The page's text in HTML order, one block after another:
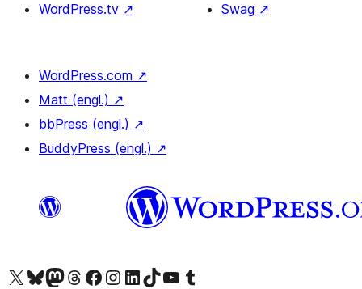
WordPress.tv ↗
Swag ↗
WordPress.com ↗
Matt (engl.) ↗
bbPress (engl.) ↗
BuddyPress (engl.) ↗
Das X-Konto (früher Twitter) von WordPress.org besuchen
Das Bluesky-Konto von WordPress.org besuchen
Das Mastodon-Konto von WordPress.org besuchen
Das Threads-Konto von WordPress.org besuchen
Die Facebook-Seite von WordPress.org besuchen
Das Instagram-Konto von WordPress.org besuchen
Das LinkedIn-Konto von WordPress.org besuchen
Das TikTok-Konto von WordPress.org besuchen
Den YouTube-Kanal von WordPress.org besuchen
Das Tumblr-Konto von WordPress.org besuchen